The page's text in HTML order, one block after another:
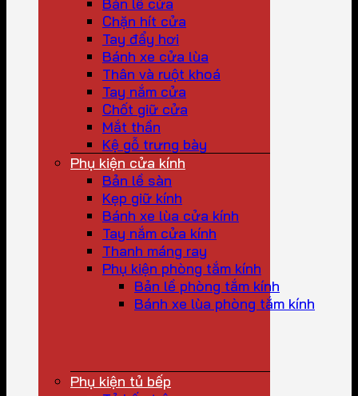
Chặn hít cửa
Tay đẩy hơi
Bánh xe cửa lùa
Thân và ruột khoá
Tay nắm cửa
Chốt giữ cửa
Mắt thần
Kệ gỗ trưng bày
Phụ kiện cửa kính
Bản lề sàn
Kẹp giữ kính
Bánh xe lùa cửa kính
Tay nắm cửa kính
Thanh máng ray
Phụ kiện phòng tắm kính
Bản lề phòng tắm kính
Bánh xe lùa phòng tắm kính
Phụ kiện tủ bếp